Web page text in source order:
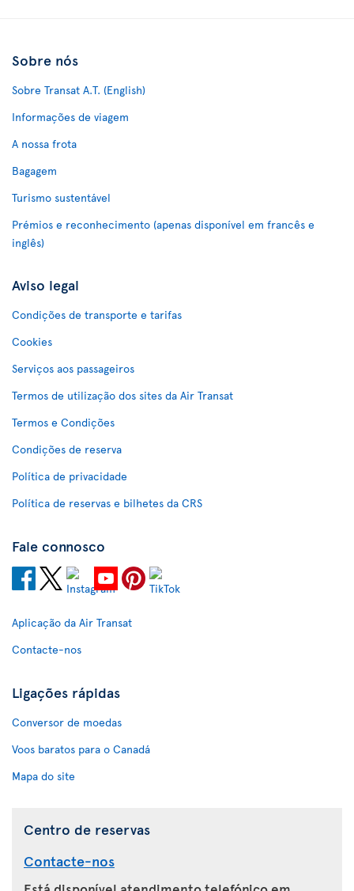
Sobre nós
Sobre Transat A.T. (English)
Informações de viagem
A nossa frota
Bagagem
Turismo sustentável
Prémios e reconhecimento (apenas disponível em francês e
inglês)
Aviso legal
Condições de transporte e tarifas
Cookies
Serviços aos passageiros
Termos de utilização dos sites da Air Transat
Termos e Condições
Condições de reserva
Política de privacidade
Política de reservas e bilhetes da CRS
Fale connosco
Aplicação da Air Transat
Contacte-nos
Ligações rápidas
Conversor de moedas
Voos baratos para o Canadá
Mapa do site
Centro de reservas
Contacte-nos